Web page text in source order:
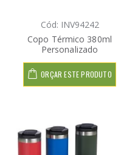
Cód: INV94242
Copo Térmico 380ml
Personalizado
ORÇAR ESTE PRODUTO